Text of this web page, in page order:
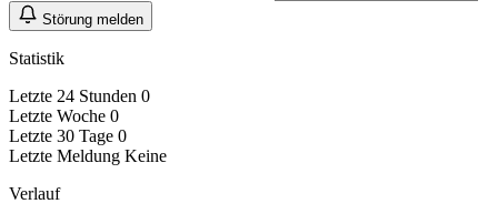
Störung melden
Statistik
Letzte 24 Stunden 0
Letzte Woche 0
Letzte 30 Tage 0
Letzte Meldung Keine
Verlauf